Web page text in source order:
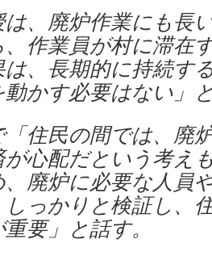
は、廃炉作業にも長
、作業員が村に滞在
、長期的に持続す
動かす必要はない」
「住民の間では、廃
心配だという考え
、廃炉に必要な人員
しっかりと検証し、
要」と話す。